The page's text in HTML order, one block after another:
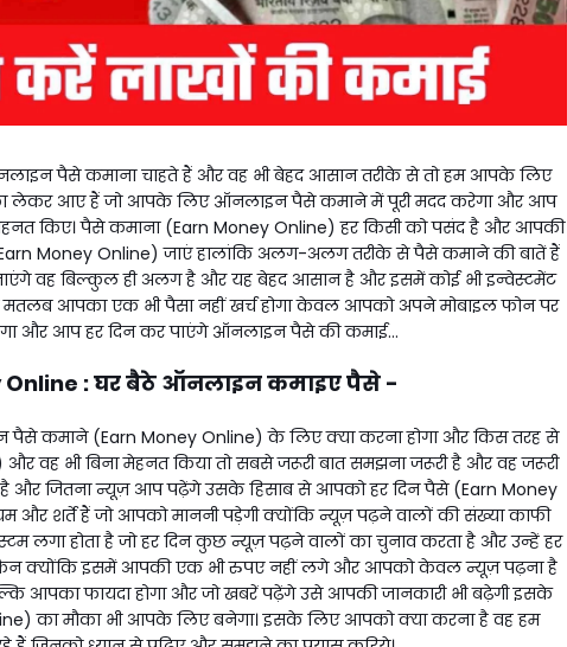
पैसे कमाना चाहते हैं और वह भी बेहद आसान तरीके से तो हम आपके लिए
लेकर आए हैं जो आपके लिए ऑनलाइन पैसे कमाने में पूरी मदद करेगा और आप
किए। पैसे कमाना (Earn Money Online) हर किसी को पसंद है और आपकी
Money Online) जाएं हालांकि अलग-अलग तरीके से पैसे कमाने की बातें हैं
वह बिल्कुल ही अलग है और यह बेहद आसान है और इसमें कोई भी इन्वेस्टमेंट
आपका एक भी पैसा नहीं खर्च होगा केवल आपको अपने मोबाइल फोन पर
और आप हर दिन कर पाएंगे ऑनलाइन पैसे की कमाई...
Online : घर बैठे ऑनलाइन कमाइए पैसे -
कमाने (Earn Money Online) के लिए क्या करना होगा और किस तरह से
वह भी बिना मेहनत किया तो सबसे जरूरी बात समझना जरूरी है और वह जरूरी
और जितना न्यूज़ आप पढ़ेंगे उसके हिसाब से आपको हर दिन पैसे (Earn Money
शर्ते हैं जो आपको माननी पड़ेगी क्योंकि न्यूज़ पढ़ने वालों की संख्या काफी
लगा होता है जो हर दिन कुछ न्यूज़ पढ़ने वालों का चुनाव करता है और उन्हें हर
क्योंकि इसमें आपकी एक भी रुपए नहीं लगे और आपको केवल न्यूज़ पढ़ना है
आपका फायदा होगा और जो खबरें पढ़ेंगे उसे आपकी जानकारी भी बढ़ेगी इसके
का मौका भी आपके लिए बनेगा। इसके लिए आपको क्या करना है वह हम